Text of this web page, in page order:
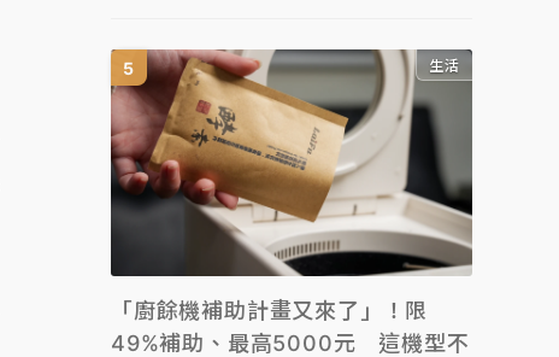
生活
「廚餘機補助計畫又來了」！限
49%補助、最高5000元 這機型不